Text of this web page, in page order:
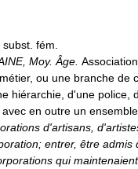
fém.
Moy. Âge.
ou une branche de
hiérarchie, d'une police,
en outre un
d'artisans,
entrer, être admis
qui